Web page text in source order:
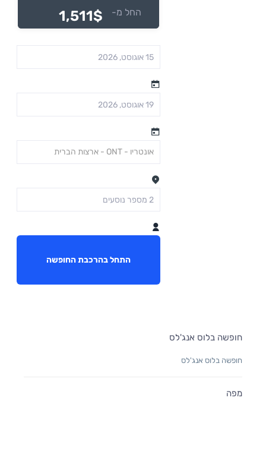
החל מ- 1,511$
התחל בהרכבת החופשה
חופשה בלוס אנג'לס
חופשה בלוס אנג'לס
מפה